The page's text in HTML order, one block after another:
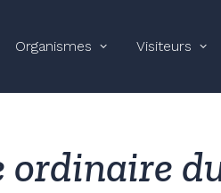
Organismes Visiteurs
ordinaire